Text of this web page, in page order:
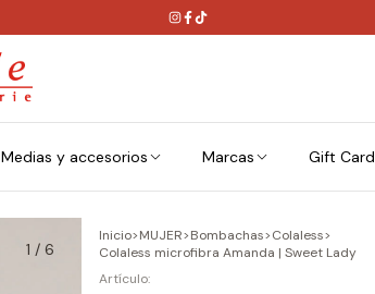
Medias y accesorios Marcas Gift Card
1 / 6
Inicio>MUJER>Bombachas>Colaless>
Colaless microfibra Amanda | Sweet Lady